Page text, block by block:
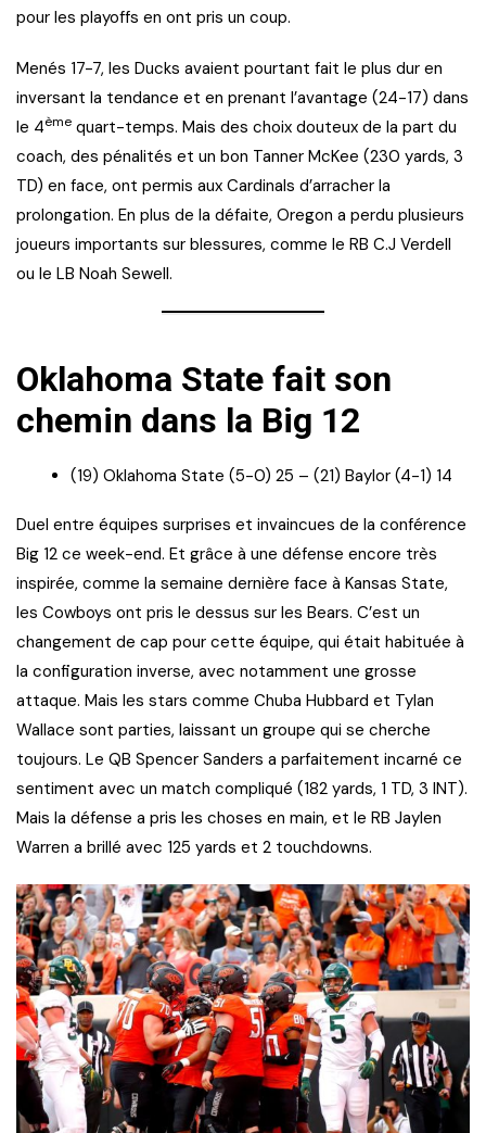
pour les playoffs en ont pris un coup.
Menés 17-7, les Ducks avaient pourtant fait le plus dur en
inversant la tendance et en prenant l’avantage (24-17) dans
le 4ème quart-temps. Mais des choix douteux de la part du
coach, des pénalités et un bon Tanner McKee (230 yards, 3
TD) en face, ont permis aux Cardinals d’arracher la
prolongation. En plus de la défaite, Oregon a perdu plusieurs
joueurs importants sur blessures, comme le RB C.J Verdell
ou le LB Noah Sewell.
Oklahoma State fait son
chemin dans la Big 12
(19) Oklahoma State (5-0) 25 – (21) Baylor (4-1) 14
Duel entre équipes surprises et invaincues de la conférence
Big 12 ce week-end. Et grâce à une défense encore très
inspirée, comme la semaine dernière face à Kansas State,
les Cowboys ont pris le dessus sur les Bears. C’est un
changement de cap pour cette équipe, qui était habituée à
la configuration inverse, avec notamment une grosse
attaque. Mais les stars comme Chuba Hubbard et Tylan
Wallace sont parties, laissant un groupe qui se cherche
toujours. Le QB Spencer Sanders a parfaitement incarné ce
sentiment avec un match compliqué (182 yards, 1 TD, 3 INT).
Mais la défense a pris les choses en main, et le RB Jaylen
Warren a brillé avec 125 yards et 2 touchdowns.